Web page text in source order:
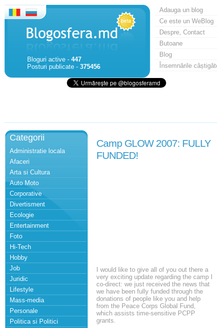
Bloguri active - 447
Posturi publicate - 375456
Adauga un blog
Ce este un WeBlog
Despre, Contact
Butoane
Blog
Însemnările
Categorii
Administratie locala
Afaceri
Arta si Cultura
Auto Moto
Corporative
Divertisment
Ecologie
Entertainment
Foto
Hi-Tech
Hobby
Job
Juridic
Lifestyle
Mass-media
Personale
Politica si Politici
Camp GLOW 2007: FULLY
FUNDED!
I would like to give all of you out there a
very exciting update regarding the camp I
co-direct: we just received the news that
we have been fully funded through the
donations of people like you and help
from the Peace Corps Global Fund,
which assists time-sensitive PCPP
grants.